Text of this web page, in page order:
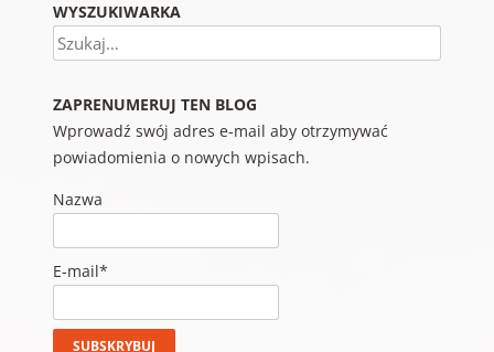
WYSZUKIWARKA
Szukaj
ZAPRENUMERUJ TEN BLOG
Wprowadź swój adres e-mail aby otrzymywać
powiadomienia o nowych wpisach.
Nazwa
E-mail*